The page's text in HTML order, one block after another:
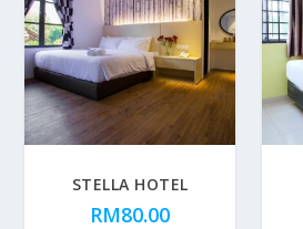
STELLA HOTEL
RM80.00